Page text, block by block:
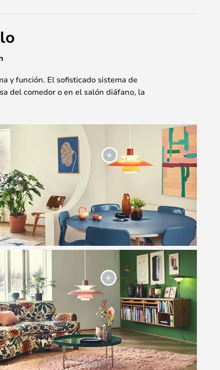
y función. El sofisticado sistema de
del comedor o en el salón diáfano, la